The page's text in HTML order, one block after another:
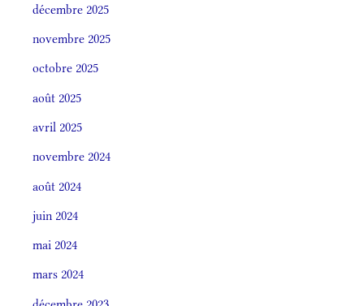
décembre 2025
novembre 2025
octobre 2025
août 2025
avril 2025
novembre 2024
août 2024
juin 2024
mai 2024
mars 2024